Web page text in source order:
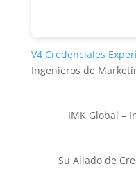
V4 Credenciales
Ingenieros de
IMK Global –
Su Aliado de